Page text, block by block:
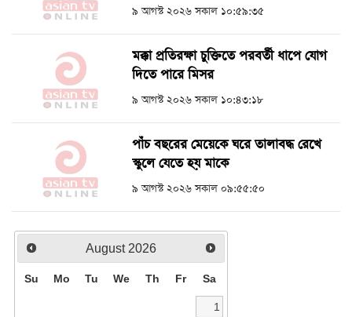
৯ আগস্ট ২০২৬ সকাল ১০:৫৯:৩৫
মক্কা প্রতিরক্ষা চুক্তিতে পরবর্তী ধাপে যোগ
দিতে পারে মিসর
৯ আগস্ট ২০২৬ সকাল ১০:৪৩:১৮
পাঁচ বছরের মেয়েকে ঘরে তালাবদ্ধ রেখে
স্কুলে যেতে হয় মাকে
৯ আগস্ট ২০২৬ সকাল ০৯:৫৫:৫০
August 2026
Su Mo Tu We Th Fr Sa
1